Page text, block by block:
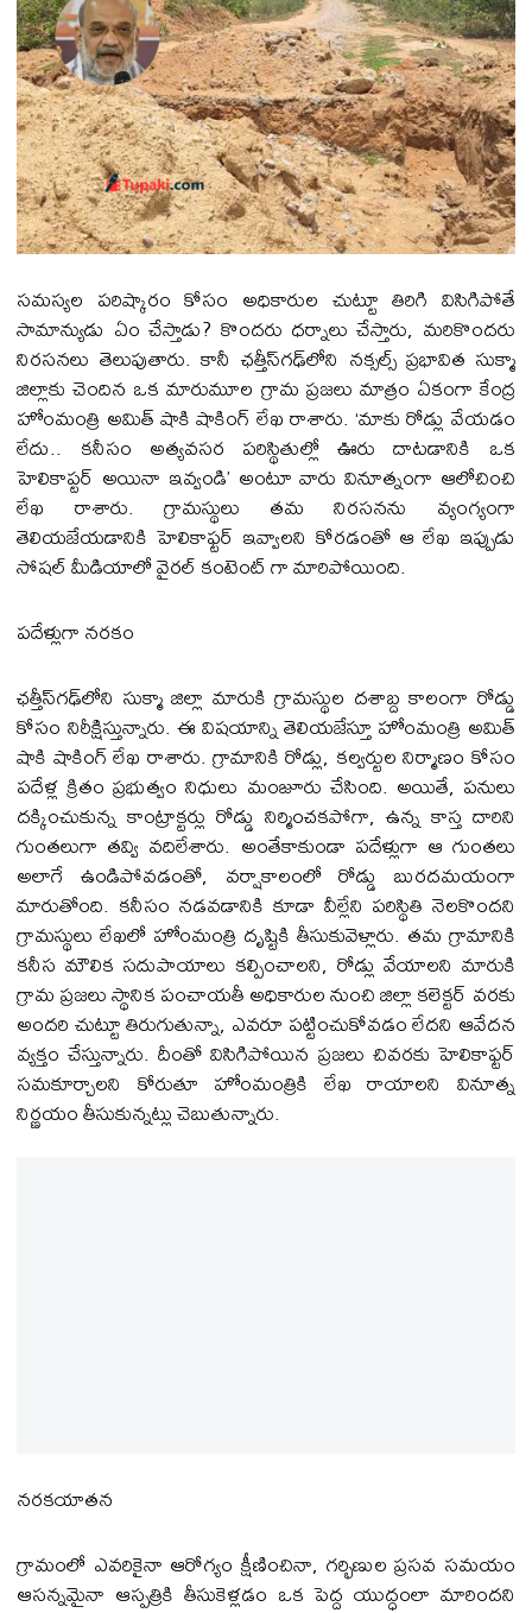
సమస్యల పరిష్కారం కోసం అధికారుల చుట్టూ తిరిగి విసిగిపోతే
సామాన్యుడు ఏం చేస్తాడు? కొందరు ధర్నాలు చేస్తారు, మరికొందరు
నిరసనలు తెలుపుతారు. కానీ ఛత్తీస్‌గఢ్‌లోని నక్సల్స్ ప్రభావిత సుక్మా
జిల్లాకు చెందిన ఒక మారుమూల గ్రామ ప్రజలు మాత్రం ఏకంగా కేంద్ర
హోంమంత్రి అమిత్ షాకి షాకింగ్ లేఖ రాశారు. ‘మాకు రోడ్లు వేయడం
లేదు.. కనీసం అత్యవసర పరిస్థితుల్లో ఊరు దాటడానికి ఒక
హెలికాప్టర్ అయినా ఇవ్వండి’ అంటూ వారు వినూత్నంగా ఆలోచించి
లేఖ రాశారు. గ్రామస్థులు తమ నిరసనను వ్యంగ్యంగా
తెలియజేయడానికి హెలికాఫ్టర్ ఇవ్వాలని కోరడంతో ఆ లేఖ ఇప్పుడు
సోషల్ మీడియాలో వైరల్ కంటెంట్ గా మారిపోయింది.
పదేళ్లుగా నరకం
ఛత్తీస్‌గఢ్‌లోని సుక్మా జిల్లా మారుకి గ్రామస్థుల దశాబ్ద కాలంగా రోడ్డు
కోసం నిరీక్షిస్తున్నారు. ఈ విషయాన్ని తెలియజేస్తూ హోంమంత్రి అమిత్
షాకి షాకింగ్ లేఖ రాశారు. గ్రామానికి రోడ్లు, కల్వర్టుల నిర్మాణం కోసం
పదేళ్ల క్రితం ప్రభుత్వం నిధులు మంజూరు చేసింది. అయితే, పనులు
దక్కించుకున్న కాంట్రాక్టర్లు రోడ్డు నిర్మించకపోగా, ఉన్న కాస్త దారిని
గుంతలుగా తవ్వి వదిలేశారు. అంతేకాకుండా పదేళ్లుగా ఆ గుంతలు
అలాగే ఉండిపోవడంతో, వర్షాకాలంలో రోడ్డు బురదమయంగా
మారుతోంది. కనీసం నడవడానికి కూడా వీల్లేని పరిస్థితి నెలకొందని
గ్రామస్థులు లేఖలో హోంమంత్రి దృష్టికి తీసుకువెళ్లారు. తమ గ్రామానికి
కనీస మౌలిక సదుపాయాలు కల్పించాలని, రోడ్లు వేయాలని మారుకి
గ్రామ ప్రజలు స్థానిక పంచాయతీ అధికారుల నుంచి జిల్లా కలెక్టర్ వరకు
అందరి చుట్టూ తిరుగుతున్నా, ఎవరూ పట్టించుకోవడం లేదని ఆవేదన
వ్యక్తం చేస్తున్నారు. దీంతో విసిగిపోయిన ప్రజలు చివరకు హెలికాఫ్టర్
సమకూర్చాలని కోరుతూ హోంమంత్రికి లేఖ రాయాలని వినూత్న
నిర్ణయం తీసుకున్నట్లు చెబుతున్నారు.
నరకయాతన
గ్రామంలో ఎవరికైనా ఆరోగ్యం క్షీణించినా, గర్భిణుల ప్రసవ సమయం
ఆసన్నమైనా ఆస్పత్రికి తీసుకెళ్లడం ఒక పెద్ద యుద్ధంలా మారిందని